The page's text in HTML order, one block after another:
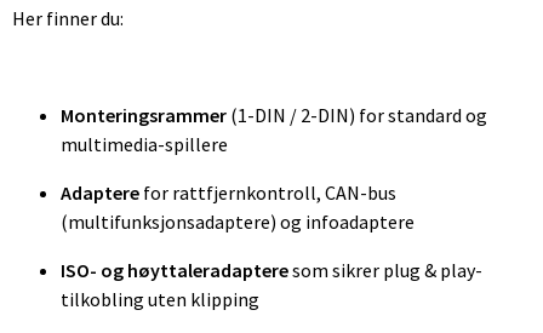
Her finner du:
Monteringsrammer (1-DIN / 2-DIN) for standard og
multimedia-spillere
Adaptere for rattfjernkontroll, CAN-bus
(multifunksjonsadaptere) og infoadaptere
ISO- og høyttaleradapteresom sikrer plug & play-
tilkobling uten klipping